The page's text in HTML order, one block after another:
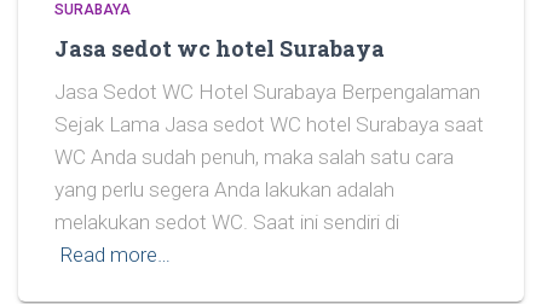
SURABAYA
Jasa sedot wc hotel Surabaya
Jasa Sedot WC Hotel Surabaya Berpengalaman
Sejak Lama Jasa sedot WC hotel Surabaya saat
WC Anda sudah penuh, maka salah satu cara
yang perlu segera Anda lakukan adalah
melakukan sedot WC. Saat ini sendiri di
Read more…